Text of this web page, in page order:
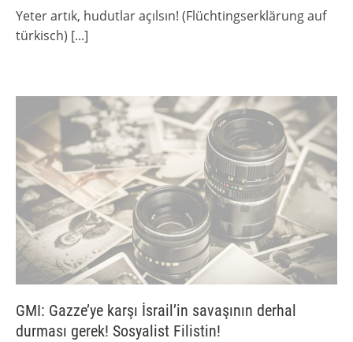
Yeter artık, hudutlar açılsın! (Flüchtingserklärung auf
türkisch) [...]
GMI: Gazze’ye karşı İsrail’in savaşının derhal
durması gerek! Sosyalist Filistin!